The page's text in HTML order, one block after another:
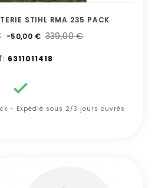
STIHL RMA 235 PACK
-50,00 € 339,00 €
6311011418

- Expédié sous 2/3 jours ouvrés